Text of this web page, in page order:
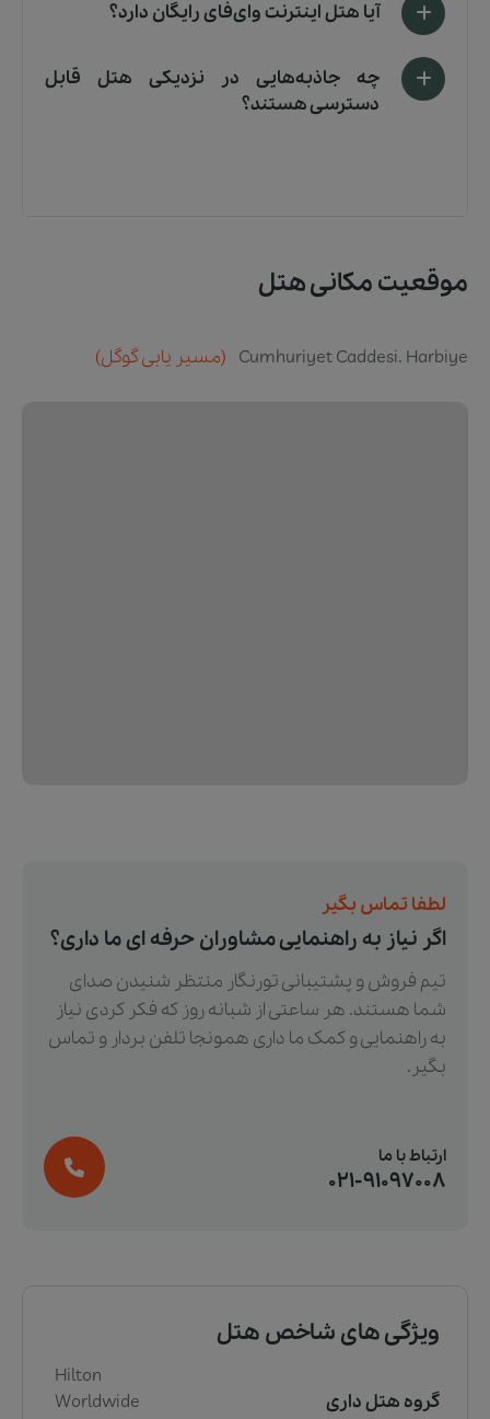
آیا هتل اینترنت وای‌فای رایگان دارد؟
چه جاذبه‌هایی در نزدیکی هتل قابل
دسترسی هستند؟
موقعیت مکانی هتل
Cumhuriyet Caddesi. Harbiye (مسیر یابی گوگل)
لطفا تماس بگیر
اگر نیاز به راهنمایی مشاوران حرفه ای ما داری؟
تیم فروش و پشتیبانی تورنگار منتظر شنیدن صدای
شما هستند. هر ساعتی از شبانه روز که فکر کردی نیاز
به راهنمایی و کمک ما داری همونجا تلفن بردار و تماس
بگیر.
ارتباط با ما
021-91097008
ویژگی های شاخص هتل
گروه هتل داری
Hilton
Worldwide